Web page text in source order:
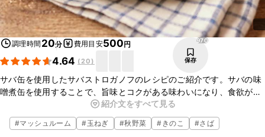
調理時間 20分 費用目安500円
4.64 (20)
970
保存
サバ缶を使用したサバストロガノフのレシピのご紹介です。サバの味
噌煮缶を使用することで、旨味とコクがある味わいになり、食欲が進
みます。市販のデミグラスソースを使用するのでとても簡単です。ぜ
ひお試しください。
紹介文をすべて見る
#マッシュルーム #玉ねぎ #秋野菜 # きのこ #さば